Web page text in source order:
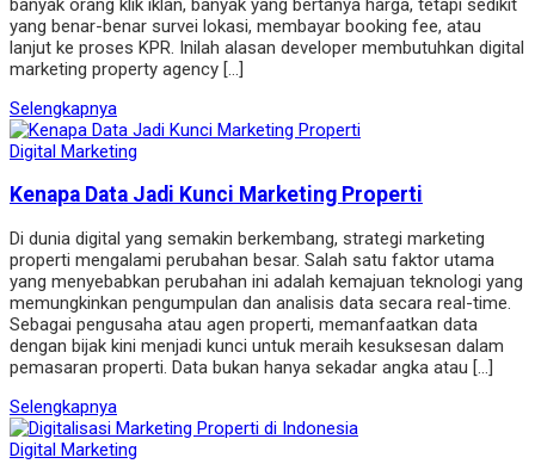
banyak orang klik iklan, banyak yang bertanya harga, tetapi sedikit
yang benar-benar survei lokasi, membayar booking fee, atau
lanjut ke proses KPR. Inilah alasan developer membutuhkan digital
marketing property agency […]
Selengkapnya
Digital Marketing
Kenapa Data Jadi Kunci Marketing Properti
Di dunia digital yang semakin berkembang, strategi marketing
properti mengalami perubahan besar. Salah satu faktor utama
yang menyebabkan perubahan ini adalah kemajuan teknologi yang
memungkinkan pengumpulan dan analisis data secara real-time.
Sebagai pengusaha atau agen properti, memanfaatkan data
dengan bijak kini menjadi kunci untuk meraih kesuksesan dalam
pemasaran properti. Data bukan hanya sekadar angka atau […]
Selengkapnya
Digital Marketing